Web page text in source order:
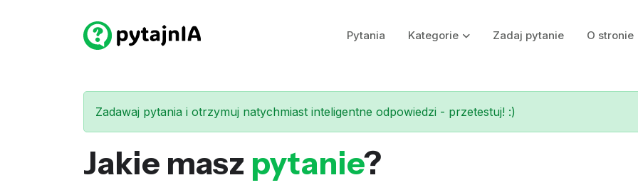
Pytania Kategorie Zadaj pytanie O stronie
Zadawaj pytania i otrzymuj natychmiast inteligentne odpowiedzi - przetestuj! :)
Jakie masz pytanie?